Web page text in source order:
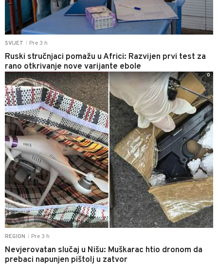
SVIJET Pre 3 h
Ruski stručnjaci pomažu u Africi: Razvijen prvi test za
rano otkrivanje nove varijante ebole
REGION Pre 3 h
Nevjerovatan slučaj u Nišu: Muškarac htio dronom da
prebaci napunjen pištolj u zatvor
0